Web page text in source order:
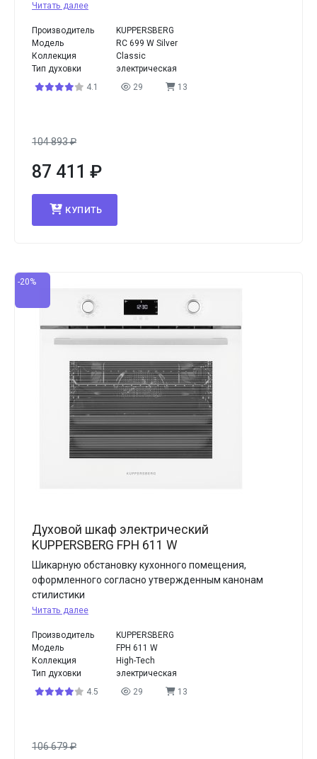
Читать далее
Производитель
KUPPERSBERG
Модель
RC 699 W Silver
Коллекция
Classic
Тип духовки
электрическая
4.1
29 13
104 893₽
87 411 ₽
КУПИТЬ
-20%
Духовой шкаф электрический
KUPPERSBERG FPH 611 W
Шикарную обстановку кухонного помещения,
оформленного согласно утвержденным канонам
стилистики
Читать далее
Производитель
KUPPERSBERG
Модель
FPH 611 W
Коллекция
High-Tech
Тип духовки
электрическая
4.5
29 13
106 679₽